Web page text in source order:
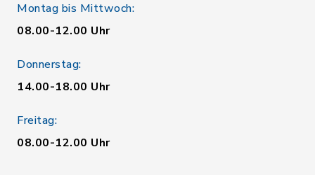
Montag bis Mittwoch:
08.00-12.00 Uhr
Donnerstag:
14.00-18.00 Uhr
Freitag:
08.00-12.00 Uhr